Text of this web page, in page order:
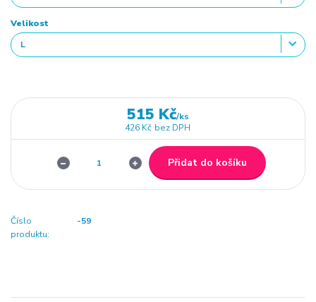
Velikost
515 Kč/ks
426 Kč bez DPH
Přidat do košíku
Číslo
produktu:
-59